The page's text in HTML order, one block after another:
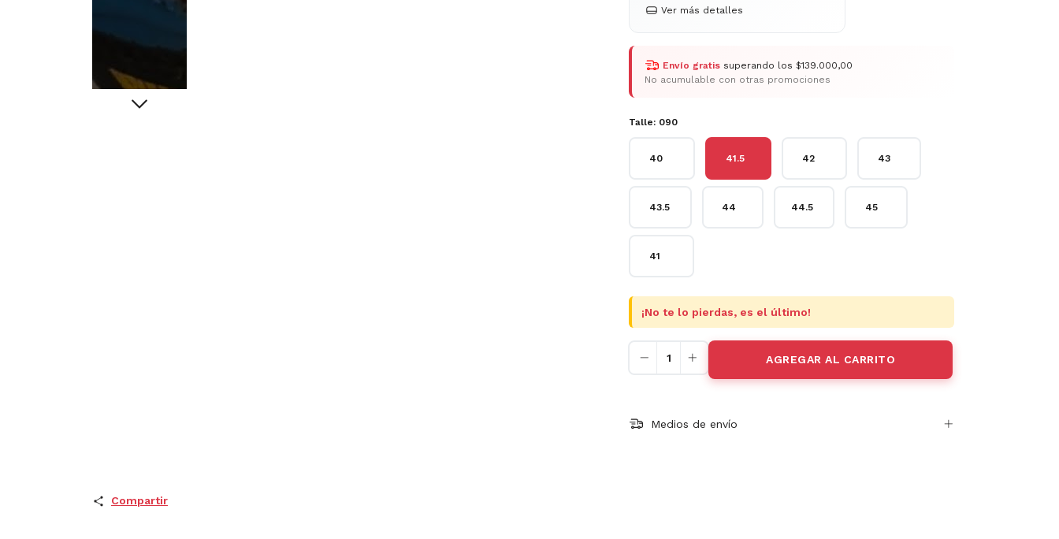
Ver más detalles
Envío gratis superando los $139.000,00
No acumulable con otras promociones
Talle: 090
¡No te lo pierdas, es el último!
Medios de envío
Compartir